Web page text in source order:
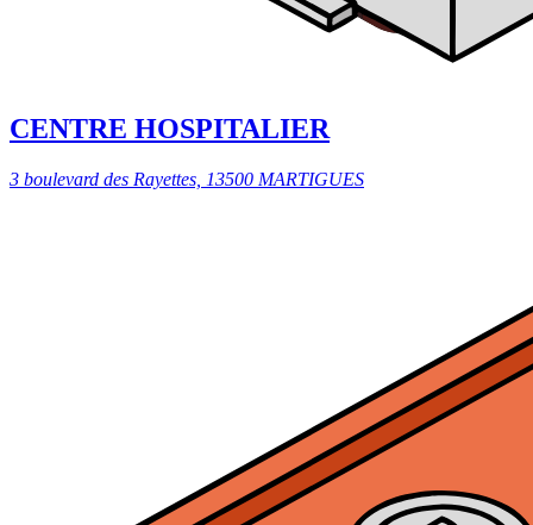
CENTRE HOSPITALIER
3 boulevard des Rayettes, 13500 MARTIGUES